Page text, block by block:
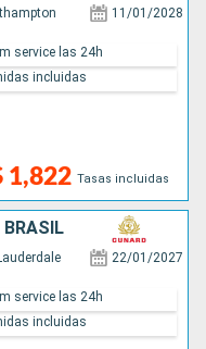
11/01/2028
1,822 Tasas incluidas
service las 24h
incluidas
BRASIL
22/01/2027
service las 24h
incluidas